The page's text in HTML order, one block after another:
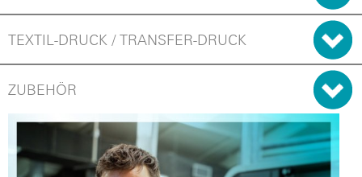
TEXTIL-DRUCK / TRANSFER-DRUCK
ZUBEHÖR